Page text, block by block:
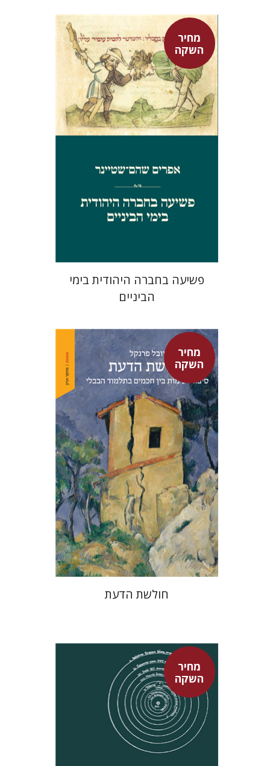
מחיר
השקה
אפרים שהם-שטיינר
מחיר השקה
$42
$29
פשיעה בחברה היהודית בימי
הביניים
מחיר
השקהיובל פרנקל
מחיר השקה
$46
$32
חולשת הדעת
מחיר
השקה
צבי מזא"ה
אלישבע הרשלר